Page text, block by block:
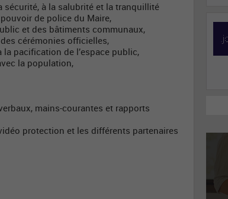
sécurité, à la salubrité et la tranquillité
de police du Maire,
et des bâtiments communaux,
cérémonies officielles,
pacification de l’espace public,
la population,
mains-courantes et rapports
protection et les différents partenaires